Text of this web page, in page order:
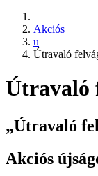
Akciós
u
Útravaló
Útravaló
„Útravaló
Akciós